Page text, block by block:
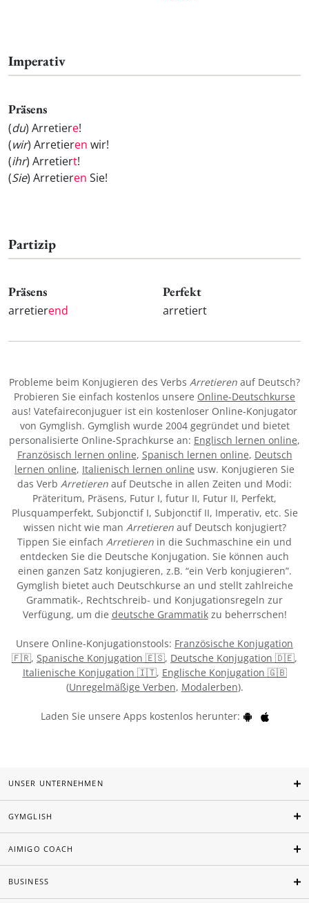
Imperativ
Präsens
(du) Arretiere!
(wir) Arretieren wir!
(ihr) Arretiert!
(Sie) Arretieren Sie!
Partizip
Präsens
arretierend
Perfekt
arretiert
Probleme beim Konjugieren des Verbs Arretieren auf Deutsch?
Probieren Sie einfach kostenlos unsere Online-Deutschkurse
aus! Vatefaireconjuguer ist ein kostenloser Online-Konjugator
von Gymglish. Gymglish wurde 2004 gegründet und bietet
personalisierte Online-Sprachkurse an: Englisch lernen online,
Französisch lernen online, Spanisch lernen online, Deutsch
lernen online, Italienisch lernen online usw. Konjugieren Sie
das Verb Arretieren auf Deutsche in allen Zeiten und Modi:
Präteritum, Präsens, Futur I, futur II, Futur II, Perfekt,
Plusquamperfekt, Subjonctif I, Subjonctif II, Imperativ, etc. Sie
wissen nicht wie man Arretierenauf Deutsch konjugiert?
Tippen Sie einfach Arretieren in die Suchmaschine ein und
entdecken Sie die Deutsche Konjugation. Sie können auch
einen ganzen Satz konjugieren, z.B. “ein Verb konjugieren”.
Gymglish bietet auch Deutschkurse an und stellt zahlreiche
Grammatik-, Rechtschreib- und Konjugationsregeln zur
Verfügung, um die deutsche Grammatikzu beherrschen!
Unsere Online-Konjugationstools: Französische Konjugation
🇫🇷, Spanische Konjugation 🇪🇸, Deutsche Konjugation 🇩🇪,
Italienische Konjugation 🇮🇹, Englische Konjugation 🇬🇧
(Unregelmäßige Verben, Modalerben).
Laden Sie unsere Apps kostenlos herunter:
UNSER UNTERNEHMEN
GYMGLISH
AIMIGO COACH
BUSINESS